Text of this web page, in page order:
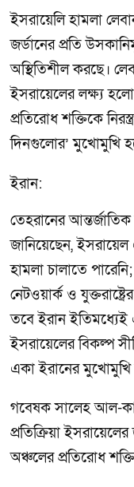
ইসরায়েলি হামলা
জর্ডানের প্রতি
অস্থিতিশীল করছে।
ইসরায়েলের লক্ষ্য হলো
প্রতিরোধ শক্তিকে
দিনগুলোর’ মুখোমুখি
ইরান:
তেহরানের
জানিয়েছেন,
হামলা চালাতে
নেটওয়ার্ক ও
তবে ইরান ইতিমধ্যেই
ইসরায়েলের বিকল্প
একা ইরানের মুখোমুখি
গবেষক সালেহ আল-
প্রতিক্রিয়া
অঞ্চলের প্রতিরোধ